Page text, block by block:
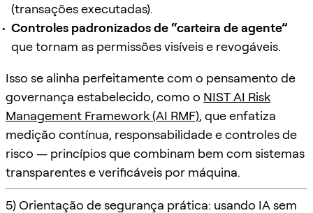
(transações executadas).
Controles padronizados de “carteira de agente”
que tornam as permissões visíveis e revogáveis.
Isso se alinha perfeitamente com o pensamento de
governança estabelecido, como o NIST AI Risk
Management Framework (AI RMF), que enfatiza
medição contínua, responsabilidade e controles de
risco — princípios que combinam bem com sistemas
transparentes e verificáveis por máquina.
5) Orientação de segurança prática: usando IA sem